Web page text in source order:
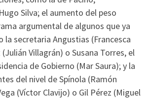
Silva; el aumento del peso
argumental de algunos que ya
la secretaria Angustias (Francesca
Villagrán) o Susana Torres, el
de Gobierno (Mar Saura); y la
del nivel de Spínola (Ramón
(Víctor Clavijo) o Gil Pérez (Miguel